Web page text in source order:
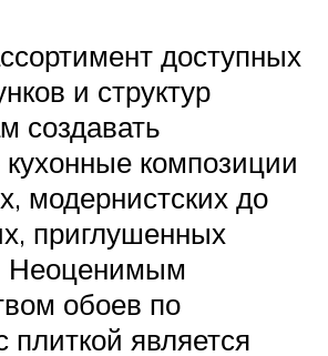
доступных
и структур
создавать
композиции
модернистских до
приглушенных
Неоценимым
обоев по
плиткой является